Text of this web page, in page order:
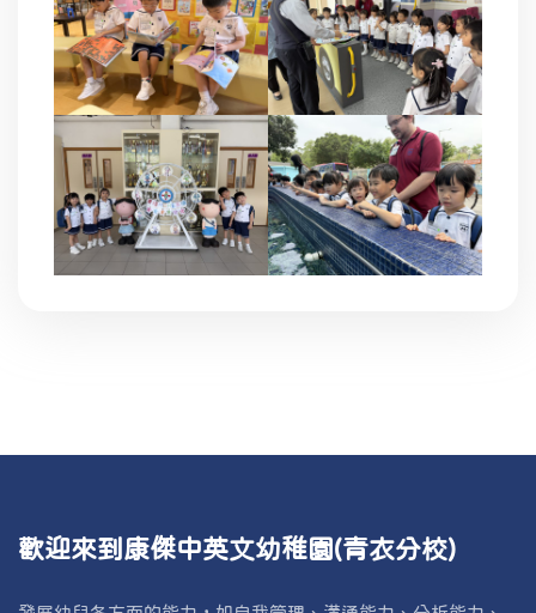
歡迎來到康傑中英文幼稚園(青衣分校)